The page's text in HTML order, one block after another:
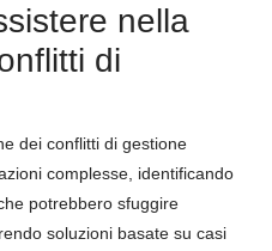
nella
di
dei conflitti di gestione
complesse, identificando
potrebbero sfuggire
soluzioni basate su casi